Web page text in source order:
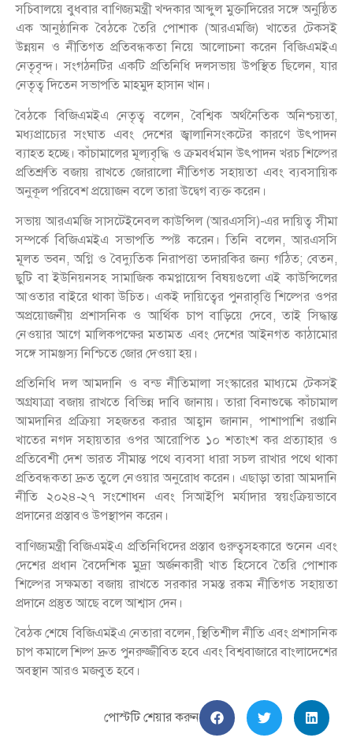
সচিবালয়ে বুধবার বাণিজ্যমন্ত্রী খন্দকার আব্দুল মুক্তাদিরের সঙ্গে অনুষ্ঠিত
এক আনুষ্ঠানিক বৈঠকে তৈরি পোশাক (আরএমজি) খাতের টেকসই
উন্নয়ন ও নীতিগত প্রতিবন্ধকতা নিয়ে আলোচনা করেন বিজিএমইএ
নেতৃবৃন্দ। সংগঠনটির একটি প্রতিনিধি দলসভায় উপস্থিত ছিলেন, যার
নেতৃত্ব দিতেন সভাপতি মাহমুদ হাসান খান।
বৈঠকে বিজিএমইএ নেতৃত্ব বলেন, বৈশ্বিক অর্থনৈতিক অনিশ্চয়তা,
মধ্যপ্রাচ্যের সংঘাত এবং দেশের জ্বালানিসংকটের কারণে উৎপাদন
ব্যাহত হচ্ছে। কাঁচামালের মূল্যবৃদ্ধি ও ক্রমবর্ধমান উৎপাদন খরচ শিল্পের
প্রতিশ্রুতি বজায় রাখতে জোরালো নীতিগত সহায়তা এবং ব্যবসায়িক
অনুকূল পরিবেশ প্রয়োজন বলে তারা উদ্বেগ ব্যক্ত করেন।
সভায় আরএমজি সাসটেইনেবল কাউন্সিল (আরএসসি)-এর দায়িত্ব সীমা
সম্পর্কে বিজিএমইএ সভাপতি স্পষ্ট করেন। তিনি বলেন, আরএসসি
মূলত ভবন, অগ্নি ও বৈদ্যুতিক নিরাপত্তা তদারকির জন্য গঠিত; বেতন,
ছুটি বা ইউনিয়নসহ সামাজিক কমপ্লায়েন্স বিষয়গুলো এই কাউন্সিলের
আওতার বাইরে থাকা উচিত। একই দায়িত্বের পুনরাবৃত্তি শিল্পের ওপর
অপ্রয়োজনীয় প্রশাসনিক ও আর্থিক চাপ বাড়িয়ে দেবে, তাই সিদ্ধান্ত
নেওয়ার আগে মালিকপক্ষের মতামত এবং দেশের আইনগত কাঠামোর
সঙ্গে সামঞ্জস্য নিশ্চিতে জোর দেওয়া হয়।
প্রতিনিধি দল আমদানি ও বন্ড নীতিমালা সংস্কারের মাধ্যমে টেকসই
অগ্রযাত্রা বজায় রাখতে বিভিন্ন দাবি জানায়। তারা বিনাশুল্কে কাঁচামাল
আমদানির প্রক্রিয়া সহজতর করার আহ্বান জানান, পাশাপাশি রপ্তানি
খাতের নগদ সহায়তার ওপর আরোপিত ১০ শতাংশ কর প্রত্যাহার ও
প্রতিবেশী দেশ ভারত সীমান্ত পথে ব্যবসা ধারা সচল রাখার পথে থাকা
প্রতিবন্ধকতা দ্রুত তুলে নেওয়ার অনুরোধ করেন। এছাড়া তারা আমদানি
নীতি ২০২৪-২৭ সংশোধন এবং সিআইপি মর্যাদার স্বয়ংক্রিয়ভাবে
প্রদানের প্রস্তাবও উপস্থাপন করেন।
বাণিজ্যমন্ত্রী বিজিএমইএ প্রতিনিধিদের প্রস্তাব গুরুত্বসহকারে শুনেন এবং
দেশের প্রধান বৈদেশিক মুদ্রা অর্জনকারী খাত হিসেবে তৈরি পোশাক
শিল্পের সক্ষমতা বজায় রাখতে সরকার সমস্ত রকম নীতিগত সহায়তা
প্রদানে প্রস্তুত আছে বলে আশ্বাস দেন।
বৈঠক শেষে বিজিএমইএ নেতারা বলেন, স্থিতিশীল নীতি এবং প্রশাসনিক
চাপ কমালে শিল্প দ্রুত পুনরুজ্জীবিত হবে এবং বিশ্ববাজারে বাংলাদেশের
অবস্থান আরও মজবুত হবে।
পোস্টটি শেয়ার করুন